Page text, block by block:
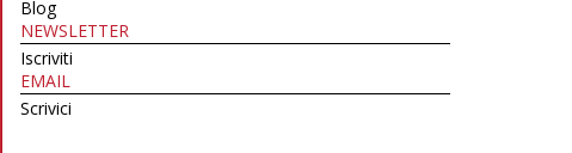
Blog
NEWSLETTER
Iscriviti
EMAIL
Scrivici